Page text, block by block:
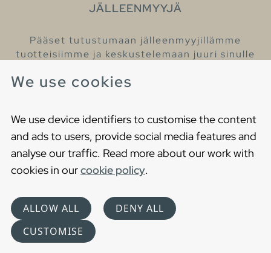
We use cookies
We use device identifiers to customise the content
and ads to users, provide social media features and
analyse our traffic. Read more about our work with
cookies in ourcookie policy.
ALLOW ALL
DENY ALL
CUSTOMISE
JÄLLEENMYYJÄ
Pääset tutustumaan jälleenmyyjillämme
tuotteisiimme ja keskustelemaan juuri sinulle
Cookies
Privacy statement
Choose language